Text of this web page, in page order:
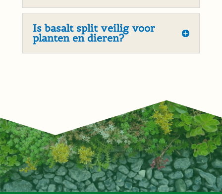
Is basalt split veilig voor
planten en dieren?